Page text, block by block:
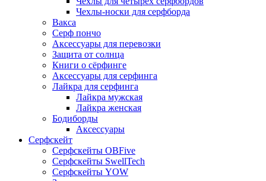
Чехлы-носки для серфборда
Вакса
Серф пончо
Аксессуары для перевозки
Защита от солнца
Книги о сёрфинге
Аксессуары для серфинга
Лайкра для серфинга
Лайкра мужская
Лайкра женская
Бодиборды
Аксессуары
Серфскейт
Серфскейты OBFive
Серфскейты SwellTech
Серфскейты YOW